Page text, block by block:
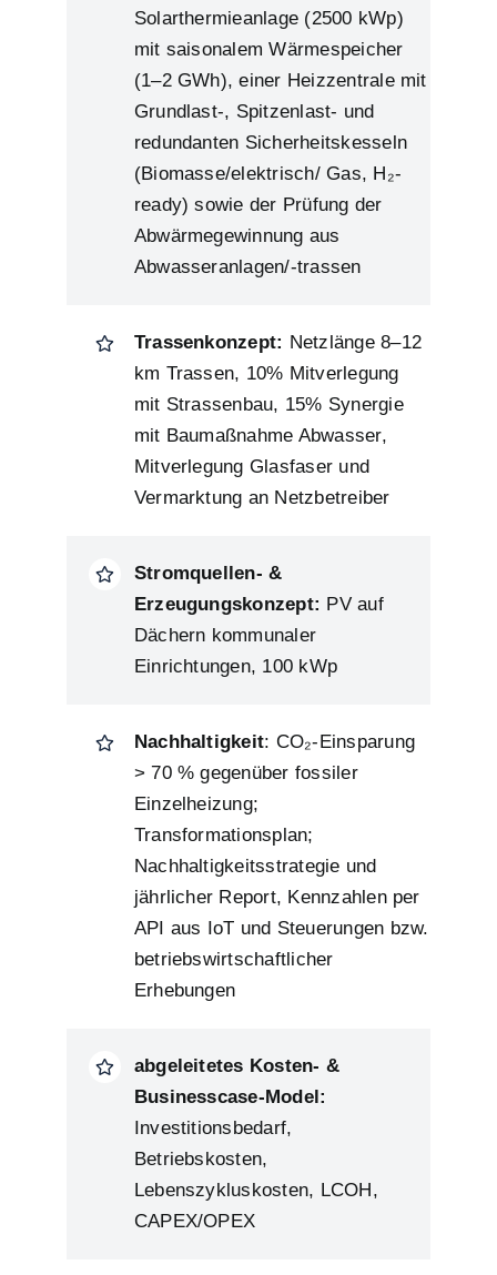
Solarthermieanlage (2500 kWp)
mit saisonalem Wärmespeicher
(1–2 GWh), einer Heizzentrale mit
Grundlast-, Spitzenlast- und
redundanten Sicherheitskesseln
(Biomasse/elektrisch/ Gas, H₂-
ready) sowie der Prüfung der
Abwärmegewinnung aus
Abwasseranlagen/-trassen
Trassenkonzept: Netzlänge 8–12
km Trassen, 10% Mitverlegung
mit Strassenbau, 15% Synergie
mit Baumaßnahme Abwasser,
Mitverlegung Glasfaser und
Vermarktung an Netzbetreiber
Stromquellen- &
Erzeugungskonzept: PV auf
Dächern kommunaler
Einrichtungen, 100 kWp
Nachhaltigkeit: CO₂-Einsparung
> 70 % gegenüber fossiler
Einzelheizung;
Transformationsplan;
Nachhaltigkeitsstrategie und
jährlicher Report, Kennzahlen per
API aus IoT und Steuerungen bzw.
betriebswirtschaftlicher
Erhebungen
abgeleitetes Kosten- &
Businesscase-Model:
Investitionsbedarf,
Betriebskosten,
Lebenszykluskosten, LCOH,
CAPEX/OPEX